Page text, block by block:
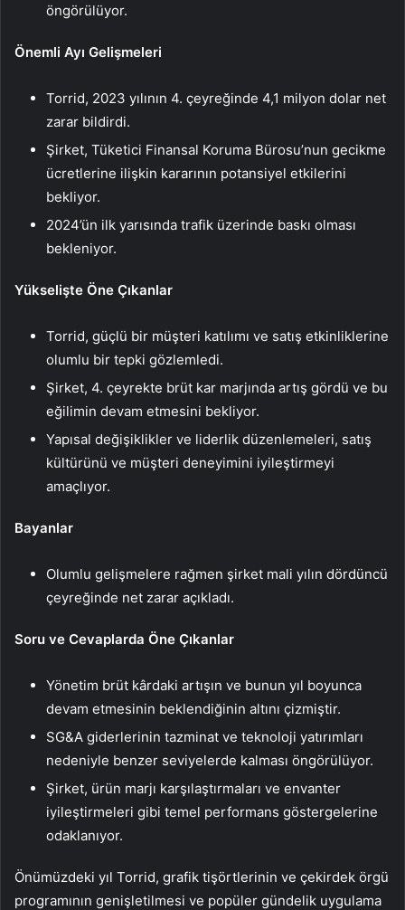
öngörülüyor.
Önemli Ayı Gelişmeleri
Torrid, 2023 yılının 4. çeyreğinde 4,1 milyon dolar net
zarar bildirdi.
Şirket, Tüketici Finansal Koruma Bürosu’nun gecikme
ücretlerine ilişkin kararının potansiyel etkilerini
bekliyor.
2024’ün ilk yarısında trafik üzerinde baskı olması
bekleniyor.
Yükselişte Öne Çıkanlar
Torrid, güçlü bir müşteri katılımı ve satış etkinliklerine
olumlu bir tepki gözlemledi.
Şirket, 4. çeyrekte brüt kar marjında artış gördü ve bu
eğilimin devam etmesini bekliyor.
Yapısal değişiklikler ve liderlik düzenlemeleri, satış
kültürünü ve müşteri deneyimini iyileştirmeyi
amaçlıyor.
Bayanlar
Olumlu gelişmelere rağmen şirket mali yılın dördüncü
çeyreğinde net zarar açıkladı.
Soru ve Cevaplarda Öne Çıkanlar
Yönetim brüt kârdaki artışın ve bunun yıl boyunca
devam etmesinin beklendiğinin altını çizmiştir.
SG&A giderlerinin tazminat ve teknoloji yatırımları
nedeniyle benzer seviyelerde kalması öngörülüyor.
Şirket, ürün marjı karşılaştırmaları ve envanter
iyileştirmeleri gibi temel performans göstergelerine
odaklanıyor.
Önümüzdeki yıl Torrid, grafik tişörtlerinin ve çekirdek örgü
programının genişletilmesi ve popüler gündelik uygulama